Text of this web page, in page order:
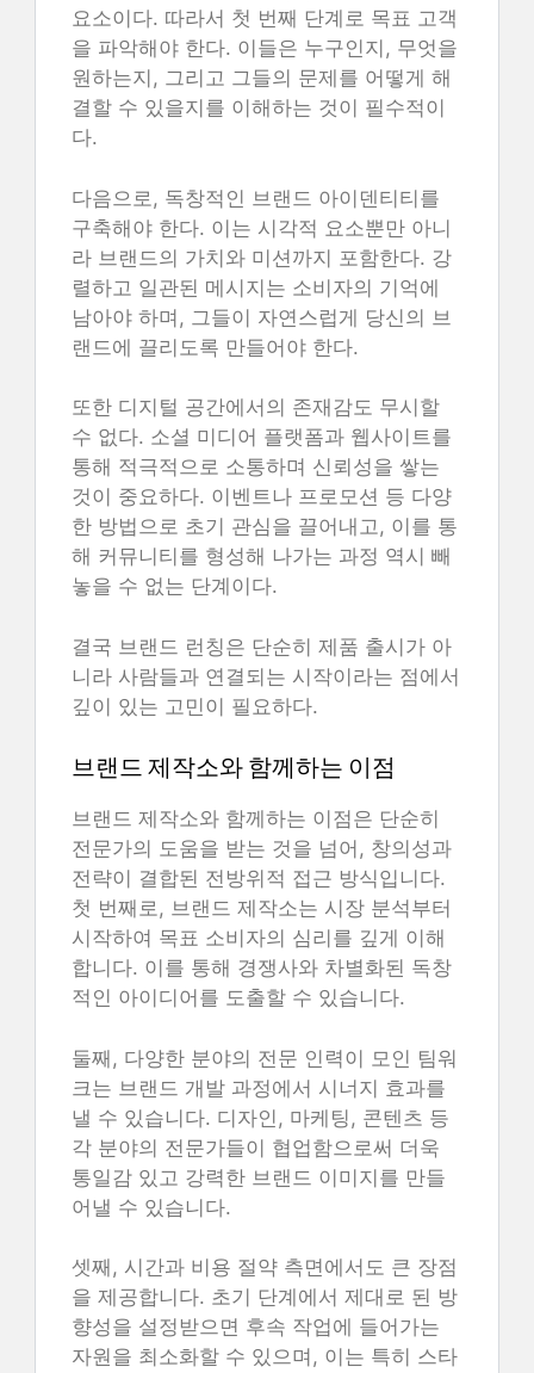
요소이다. 따라서 첫 번째 단계로 목표 고객
을 파악해야 한다. 이들은 누구인지, 무엇을
원하는지, 그리고 그들의 문제를 어떻게 해
결할 수 있을지를 이해하는 것이 필수적이
다.
다음으로, 독창적인 브랜드 아이덴티티를
구축해야 한다. 이는 시각적 요소뿐만 아니
라 브랜드의 가치와 미션까지 포함한다. 강
렬하고 일관된 메시지는 소비자의 기억에
남아야 하며, 그들이 자연스럽게 당신의 브
랜드에 끌리도록 만들어야 한다.
또한 디지털 공간에서의 존재감도 무시할
수 없다. 소셜 미디어 플랫폼과 웹사이트를
통해 적극적으로 소통하며 신뢰성을 쌓는
것이 중요하다. 이벤트나 프로모션 등 다양
한 방법으로 초기 관심을 끌어내고, 이를 통
해 커뮤니티를 형성해 나가는 과정 역시 빼
놓을 수 없는 단계이다.
결국 브랜드 런칭은 단순히 제품 출시가 아
니라 사람들과 연결되는 시작이라는 점에서
깊이 있는 고민이 필요하다.
브랜드 제작소와 함께하는 이점
브랜드 제작소와 함께하는 이점은 단순히
전문가의 도움을 받는 것을 넘어, 창의성과
전략이 결합된 전방위적 접근 방식입니다.
첫 번째로, 브랜드 제작소는 시장 분석부터
시작하여 목표 소비자의 심리를 깊게 이해
합니다. 이를 통해 경쟁사와 차별화된 독창
적인 아이디어를 도출할 수 있습니다.
둘째, 다양한 분야의 전문 인력이 모인 팀워
크는 브랜드 개발 과정에서 시너지 효과를
낼 수 있습니다. 디자인, 마케팅, 콘텐츠 등
각 분야의 전문가들이 협업함으로써 더욱
통일감 있고 강력한 브랜드 이미지를 만들
어낼 수 있습니다.
셋째, 시간과 비용 절약 측면에서도 큰 장점
을 제공합니다. 초기 단계에서 제대로 된 방
향성을 설정받으면 후속 작업에 들어가는
자원을 최소화할 수 있으며, 이는 특히 스타